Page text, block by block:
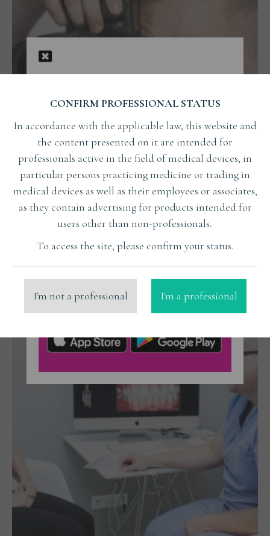
Jak mają się przygotowane
wizualizacje DSD do efektów
końcowych?
Read More
CONFIRM PROFESSIONAL STATUS
In accordance with the applicable law, this website and
the content presented on it are intended for
professionals active in the field of medical devices, in
particular persons practicing medicine or trading in
medical devices as well as their employees or associates,
as they contain advertising for products intended for
users other than non-professionals.
To access the site, please confirm your status.
I'm not a professional I'm a professional